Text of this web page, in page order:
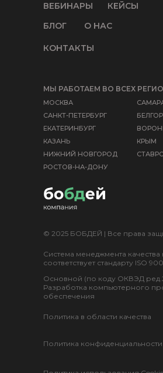
КРЫМ
РОСТОВ-НА-ДОНУ
НИЖНИЙ НОВГОРОД
КАЗАНЬ
ЕКАТЕРИНБУРГ
САНКТ-ПЕТЕРБУРГ
МОСКВА
ВЕБИНАРЫ КЕЙСЫ
КОНТАКТЫ
О НАС
БЛОГ
© 2025 БОБДЕЙ | Все права
Основной (по коду ОКВЭД
Разработка компьютерного
обеспечения
Система менеджмента
соответствует стандарту ISO
МЫ РАБОТАЕМ ВО ВСЕХ
Политика конфиденциальности
Политика в области качества